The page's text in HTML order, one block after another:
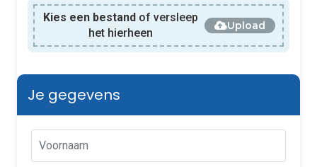
Kies een bestand of versleep
het hierheen
Upload
Je gegevens